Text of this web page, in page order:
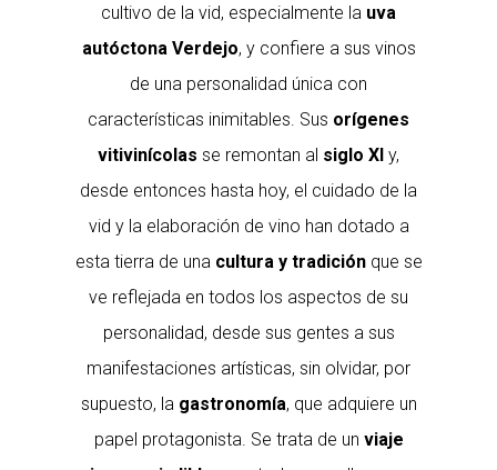
cultivo de la vid, especialmente la uva
autóctona Verdejo, y confiere a sus vinos
de una personalidad única con
características inimitables. Sus orígenes
vitivinícolas se remontan al siglo XI y,
desde entonces hasta hoy, el cuidado de la
vid y la elaboración de vino han dotado a
esta tierra de una cultura y tradiciónque se
ve reflejada en todos los aspectos de su
personalidad, desde sus gentes a sus
manifestaciones artísticas, sin olvidar, por
supuesto, la gastronomía, que adquiere un
papel protagonista. Se trata de un viaje